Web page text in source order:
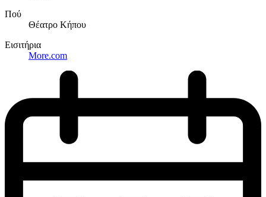
Πού
Θέατρο Κήπου
Εισιτήρια
More.com